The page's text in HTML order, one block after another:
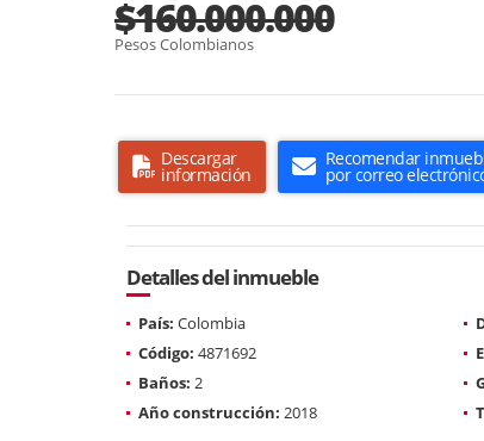
$160.000.000
Pesos Colombianos
Descargar
información
Recomendar
por correo
Detalles del inmueble
País: Colombia
Código: 4871692
Baños: 2
Año construcción: 2018